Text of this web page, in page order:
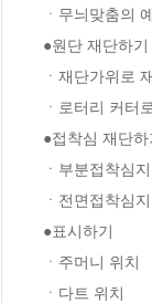
ㆍ무늬맞춤의 예
●원단 재단하기
ㆍ재단가위로
ㆍ로터리 커터
●접착심 재단하
ㆍ부분접착심
ㆍ전면접착심
●표시하기
ㆍ주머니 위치
ㆍ다트 위치